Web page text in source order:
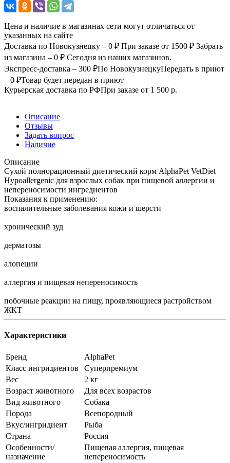
Цена и наличие в магазинах сети могут отличаться от
указанных на сайте
Доставка по Новокузнецку – 0 ₽ При заказе от 1500 ₽ Забрать
из магазина – 0 ₽ Сегодня из наших магазинов.
Экспресс-доставка – 300 ₽По НовокузнецкуПередать в приют
– 0 ₽Товар будет передан в приют
Курьерская доставка по РФПри заказе от 1 500 р.
Описание
Отзывы
Задать вопрос
Наличие
Описание
Сухой полнорационный диетический корм AlphaPet VetDiet
Hypoallergenic для взрослых собак при пищевой аллергии и
непереносимости ингредиентов
Показания к применению:
воспалительные заболевания кожи и шерсти
хронический зуд
дерматозы
алопеции
аллергия и пищевая непереносимость
побочные реакции на пищу, проявляющиеся растройством
ЖКТ
Характеристики
Бренд
AlphaPet
Класс ингридиентов
Суперпремиум
Вес
2 кг
Возраст животного
Для всех возрастов
Вид животного
Собака
Порода
Всепородный
Вкус/ингридиент
Рыба
Страна
Россия
Особенности/
назначение
Пищевая аллергия, пищевая
непереносимость